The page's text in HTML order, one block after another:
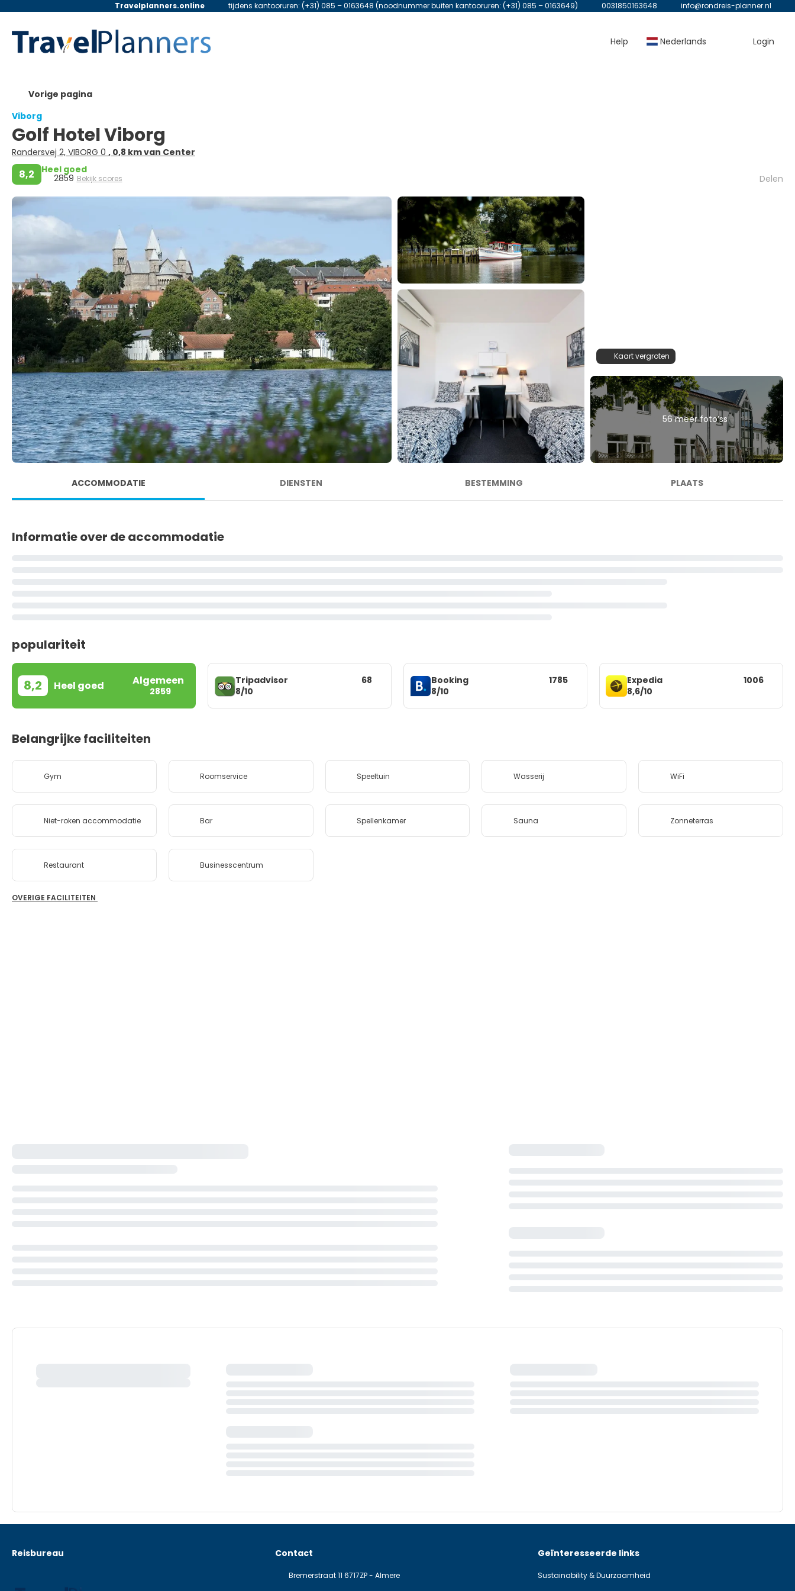
Travelplanners.online tijdens kantooruren: (+31) 085 – 0163648 (noodnummer buiten kantooruren: (+31) 085 – 0163649) 0031850163648 info@rondreis-planner.nl
Help Nederlands Login
Vorige pagina
Viborg
Golf Hotel Viborg
Randersvej 2, VIBORG 0 , 0,8 km van Center
8,2 Heel goed
2859 Bekijk scores Delen
Kaart vergroten
56 meer foto’ss
ACCOMMODATIE DIENSTEN BESTEMMING PLAATS
Informatie over de accommodatie
populariteit
8,2 Heel goed Algemeen
2859
Tripadvisor
8/10
68
Booking
8/10
1785
Expedia
8,6/10
1006
Belangrijke faciliteiten
Gym Roomservice Speeltuin Wasserij WiFi
Niet-roken accommodatie Bar Spellenkamer Sauna Zonneterras
Restaurant Businesscentrum
OVERIGE FACILITEITEN
Reisbureau Contact
Bremerstraat 11 6717ZP - Almere
Geïnteresseerde links
Sustainability & Duurzaamheid